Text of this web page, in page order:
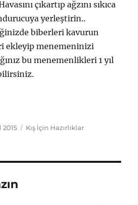
çıkartıp ağzını sıkıca
yerleştirin..
biberleri kavurun
ekleyip menemeninizi
bu menemenlikleri 1 yıl
2015 Kategoriler
Kış İçin Hazırlıklar